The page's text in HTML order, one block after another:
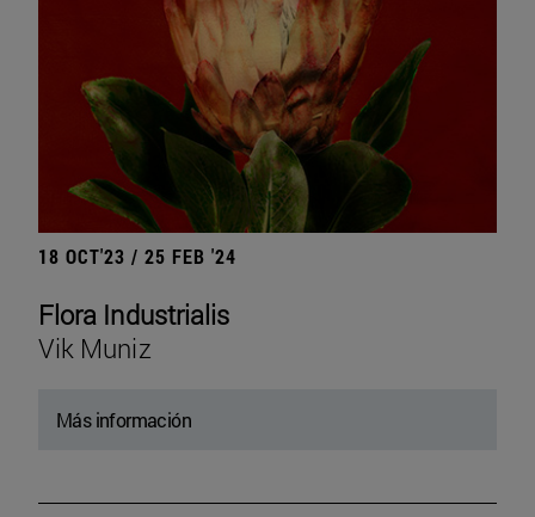
18 OCT'23 / 25 FEB '24
Flora Industrialis
Vik Muniz
Más información